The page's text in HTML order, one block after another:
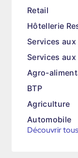
Retail
Hôtellerie
Services
Services
Agro-
BTP
Agriculture
Automobile
Découvrir